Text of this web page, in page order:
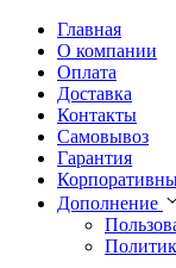
Главная
О компании
Оплата
Доставка
Контакты
Самовывоз
Гарантия
Дополнение